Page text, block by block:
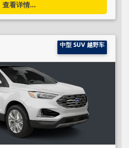
查看详情...
中型 SUV 越野车